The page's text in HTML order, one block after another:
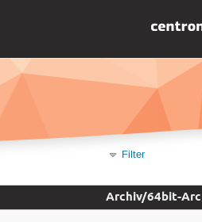
Filter
Archiv/64bit-